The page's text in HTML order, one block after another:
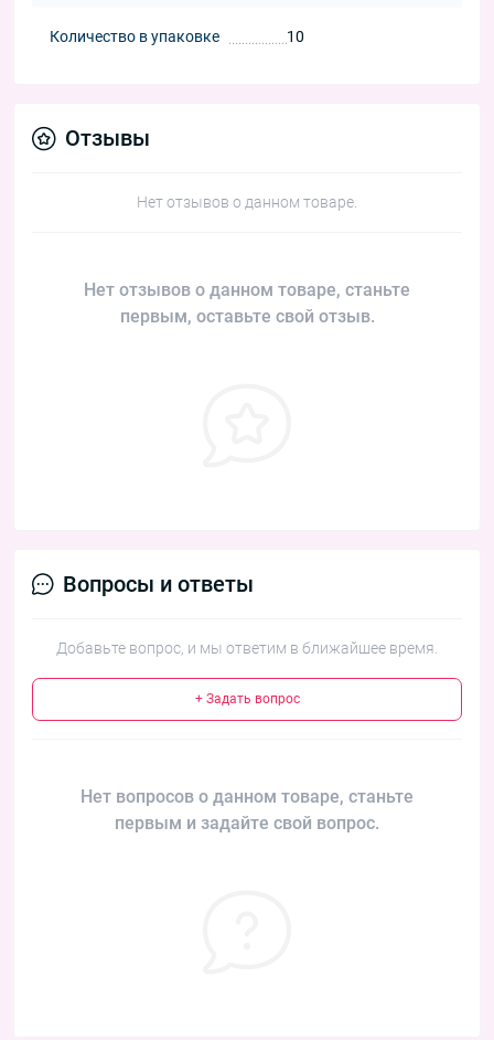
Количество в упаковке 10
Отзывы
Нет отзывов о данном товаре.
Нет отзывов о данном товаре, станьте
первым, оставьте свой отзыв.
Вопросы и ответы
Добавьте вопрос, и мы ответим в ближайшее время.
+ Задать вопрос
Нет вопросов о данном товаре, станьте
первым и задайте свой вопрос.